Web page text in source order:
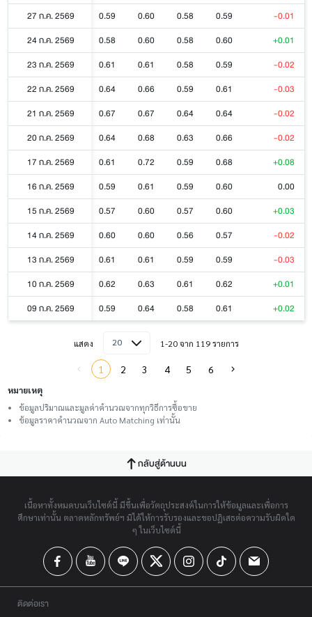
27 ก.ค. 2569
0.59 0.60 0.58 0.59
-0.01
24 ก.ค. 2569
0.58 0.60 0.58 0.60
+0.01
23 ก.ค. 2569
0.61 0.61 0.58 0.59
-0.02
22 ก.ค. 2569
0.64 0.66 0.59 0.61
-0.03
21 ก.ค. 2569
0.67 0.67 0.64 0.64
-0.02
20 ก.ค. 2569
0.64 0.68 0.63 0.66
-0.02
17 ก.ค. 2569
0.61 0.72 0.59 0.68
+0.08
16 ก.ค. 2569
0.59 0.61 0.59 0.60
0.00
15 ก.ค. 2569
0.57 0.60 0.57 0.60
+0.03
14 ก.ค. 2569
0.60 0.60 0.56 0.57
-0.02
13 ก.ค. 2569
0.61 0.61 0.59 0.59
-0.03
10 ก.ค. 2569
0.62 0.63 0.61 0.62
+0.01
09 ก.ค. 2569
0.59 0.64 0.58 0.61 +0.02
แสดง 20 1-20 จาก 119 รายการ
1 2 3 4 5 6
หมายเหตุ
ข้อมูลปริมาณและมูลค่าคำนวณจากทุกวิธีการซื้อขาย
ข้อมูลราคาคำนวณจาก Auto Matching เท่านั้น
กลับสู่ด้านบน
เนื้อหาทั้งหมดบนเว็บไซต์นี้ มีขึ้นเพื่อวัตถุประสงค์ในการให้ข้อมูลและเพื่อการ
ศึกษาเท่านั้น ตลาดหลักทรัพย์ฯ มิได้ให้การรับรองและขอปฏิเสธต่อความรับผิดใด
ๆ ในเว็บไซต์นี้
ติดต่อเรา